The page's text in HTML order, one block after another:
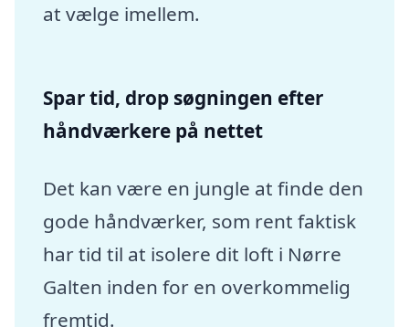
at vælge imellem.
Spar tid, drop søgningen efter
håndværkere på nettet
Det kan være en jungle at finde den
gode håndværker, som rent faktisk
har tid til at isolere dit loft i Nørre
Galten inden for en overkommelig
fremtid.